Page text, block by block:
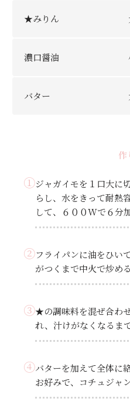
★みりん
濃口醤油
バター
作
①ジャガイモを１口大に
らし、水をきって耐熱
して、６００Wで６分
②フライパンに油をひい
がつくまで中火で炒める
③★の調味料を混ぜ合わ
れ、汁けがなくなるま
④バターを加えて全体に
お好みで、コチュジャ